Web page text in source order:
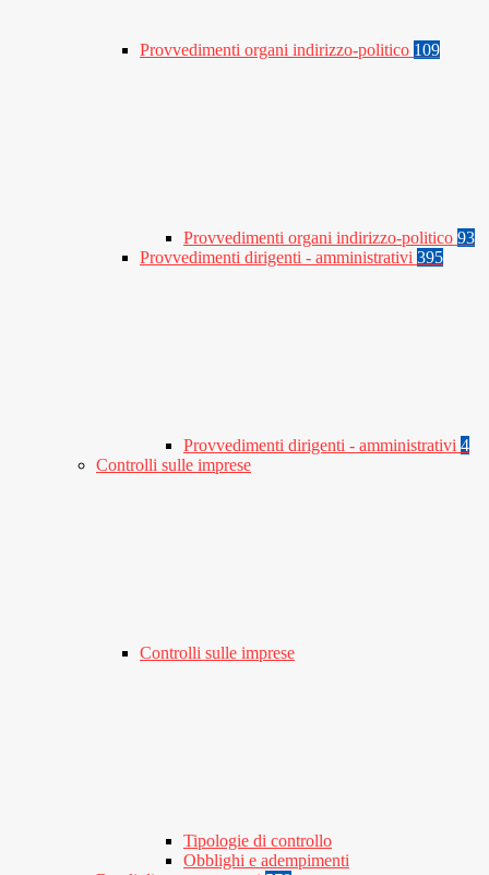
Provvedimenti organi indirizzo-politico 109
Provvedimenti organi indirizzo-politico 93
Provvedimenti dirigenti - amministrativi 395
Provvedimenti dirigenti - amministrativi 4
Controlli sulle imprese
Controlli sulle imprese
Tipologie di controllo
Obblighi e adempimenti